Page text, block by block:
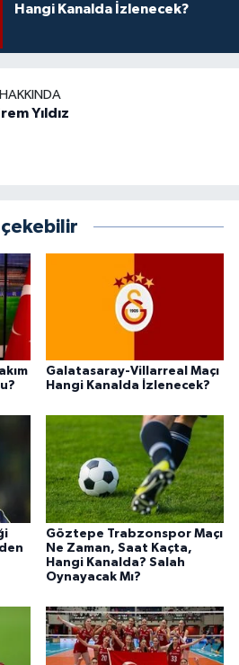
Hangi Kanalda İzlenecek?
Yıldız
çekebilir
Galatasaray-Villarreal Maçı
Hangi Kanalda İzlenecek?
Göztepe Trabzonspor Maçı
Ne Zaman, Saat Kaçta,
Hangi Kanalda? Salah
Oynayacak Mı?